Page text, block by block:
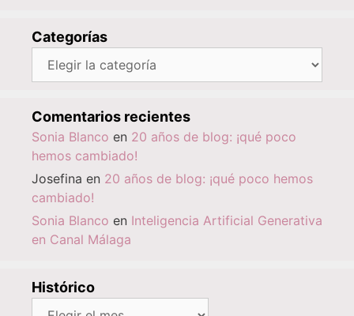
Categorías
Categorías
Comentarios recientes
Sonia Blanco en 20 años de blog: ¡qué poco
hemos cambiado!
Josefina en 20 años de blog: ¡qué poco hemos
cambiado!
Sonia Blanco en Inteligencia Artificial Generativa
en Canal Málaga
Histórico
Histórico